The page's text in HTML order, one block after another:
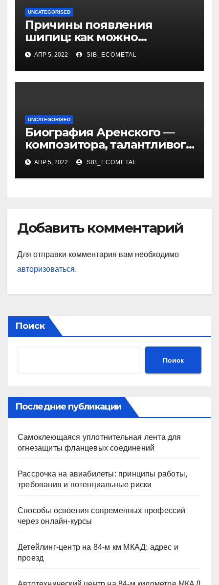
UNCATEGORISED
Причины появления
шипиц: как можно
заразиться вирусом
АПР 5, 2022 SIB_ECOMETAL
UNCATEGORISED
Биография Аренского —
композитора, талантливого
музыканта и педагога
АПР 5, 2022 SIB_ECOMETAL
Добавить комментарий
Для отправки комментария вам необходимо
авторизоваться.
Поиск
Поиск
Последние публикации
Самоклеющаяся уплотнительная лента для
огнезащиты фланцевых соединений
Рассрочка на авиабилеты: принципы работы,
требования и потенциальные риски
Способы освоения современных профессий
через онлайн-курсы
Детейлинг-центр на 84-м км МКАД: адрес и
проезд